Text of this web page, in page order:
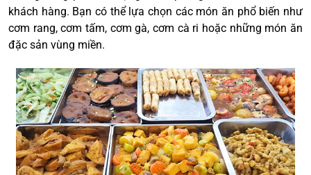
khách hàng. Bạn có thể lựa chọn các món ăn phổ biến như
cơm rang, cơm tấm, cơm gà, cơm cà ri hoặc những món ăn
đặc sản vùng miền.